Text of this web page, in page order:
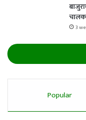
3
Popular